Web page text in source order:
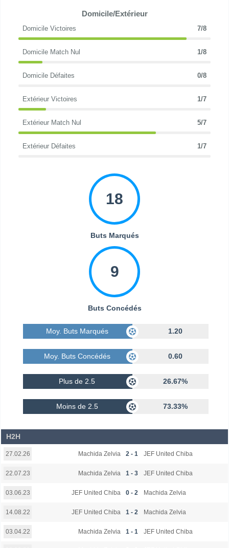
Domicile/Extérieur
Domicile Victoires 7/8
Domicile Match Nul 1/8
Domicile Défaites 0/8
Extérieur Victoires 1/7
Extérieur Match Nul 5/7
Extérieur Défaites 1/7
18
Buts Marqués
9
Buts Concédés
Moy. Buts Marqués 1.20
Moy. Buts Concédés 0.60
Plus de 2.5 26.67%
Moins de 2.5 73.33%
H2H
27.02.26 Machida Zelvia 2 - 1 JEF United Chiba
22.07.23 Machida Zelvia 1 - 3 JEF United Chiba
03.06.23 JEF United Chiba 0 - 2 Machida Zelvia
14.08.22 JEF United Chiba 1 - 2 Machida Zelvia
03.04.22 Machida Zelvia 1 - 1 JEF United Chiba